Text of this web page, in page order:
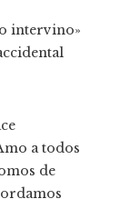
intervino»
a todos
de